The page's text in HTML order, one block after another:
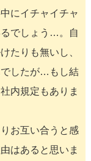
にイチャイチャ
でしょう…。自
たりも無いし、
でしたが…もし結
内規定もありま
お互い合うと感
はあると思いま